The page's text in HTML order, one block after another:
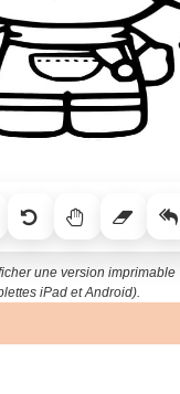
une version imprimable
iPad et Android).